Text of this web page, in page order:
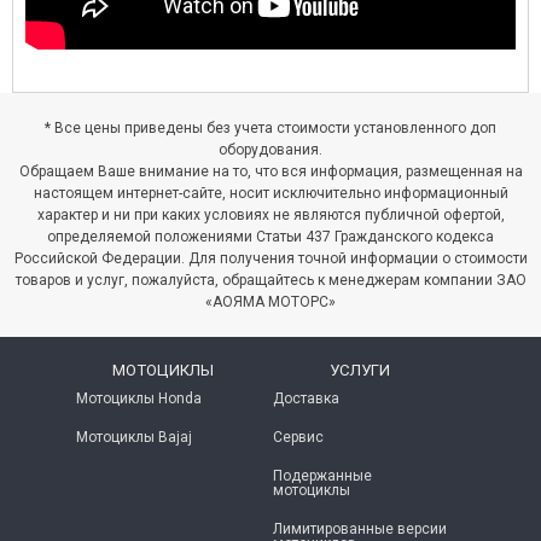
Читать далее
* Все цены приведены без учета стоимости установленного доп
оборудования.
Обращаем Ваше внимание на то, что вся информация, размещенная на
настоящем интернет-сайте, носит исключительно информационный
характер и ни при каких условиях не являются публичной офертой,
определяемой положениями Статьи 437 Гражданского кодекса
Российской Федерации. Для получения точной информации о стоимости
товаров и услуг, пожалуйста, обращайтесь к менеджерам компании ЗАО
«АОЯМА МОТОРС»
МОТОЦИКЛЫ
Мотоциклы Honda
Мотоциклы Bajaj
УСЛУГИ
Доставка
Сервис
Подержанные
мотоциклы
Лимитированные версии